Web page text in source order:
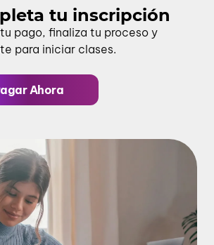
tu inscripción
pago, finaliza tu proceso y
para iniciar clases.
Ahora